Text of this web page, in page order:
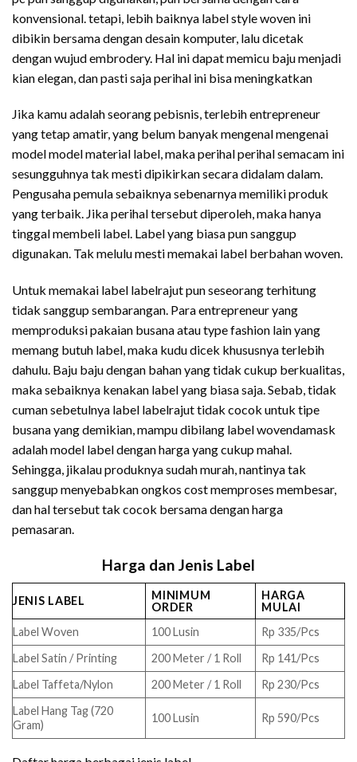
konvensional. tetapi, lebih baiknya label style woven ini
dibikin bersama dengan desain komputer, lalu dicetak
dengan wujud embrodery. Hal ini dapat memicu baju menjadi
kian elegan, dan pasti saja perihal ini bisa meningkatkan
Jika kamu adalah seorang pebisnis, terlebih entrepreneur
yang tetap amatir, yang belum banyak mengenal mengenai
model model material label, maka perihal perihal semacam ini
sesungguhnya tak mesti dipikirkan secara didalam dalam.
Pengusaha pemula sebaiknya sebenarnya memiliki produk
yang terbaik. Jika perihal tersebut diperoleh, maka hanya
tinggal membeli label. Label yang biasa pun sanggup
digunakan. Tak melulu mesti memakai label berbahan woven.
Untuk memakai label labelrajut pun seseorang terhitung
tidak sanggup sembarangan. Para entrepreneur yang
memproduksi pakaian busana atau type fashion lain yang
memang butuh label, maka kudu dicek khususnya terlebih
dahulu. Baju baju dengan bahan yang tidak cukup berkualitas,
maka sebaiknya kenakan label yang biasa saja. Sebab, tidak
cuman sebetulnya label labelrajut tidak cocok untuk tipe
busana yang demikian, mampu dibilang label wovendamask
adalah model label dengan harga yang cukup mahal.
Sehingga, jikalau produknya sudah murah, nantinya tak
sanggup menyebabkan ongkos cost memproses membesar,
dan hal tersebut tak cocok bersama dengan harga
pemasaran.
Harga dan Jenis Label
JENIS LABEL
MINIMUM
ORDER
HARGA
MULAI
Label Woven
100 Lusin
Rp 335/Pcs
Label Satin / Printing
200 Meter / 1 Roll
Rp 141/Pcs
Label Taffeta/Nylon
200 Meter / 1 Roll
Rp 230/Pcs
Label Hang Tag (720
Gram)
100 Lusin Rp 590/Pcs